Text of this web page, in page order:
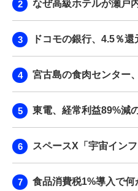
なぜ高級ホテルが瀬戸
ドコモの銀行、4.5％
宮古島の食肉センター
東電、経常利益89%減
スペースX「宇宙イン
食品消費税1%導入で何